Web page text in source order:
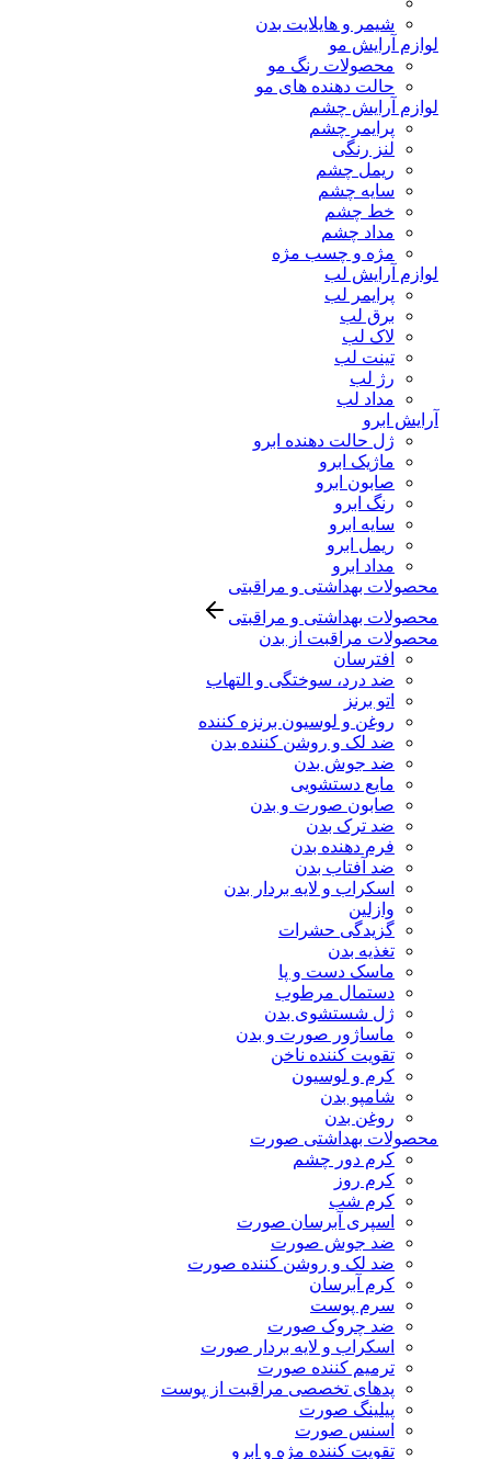
شیمر و هایلایت بدن
لوازم آرایش مو
محصولات رنگ مو
حالت دهنده های مو
لوازم آرایش چشم
پرایمر چشم
لنز رنگی
ریمل چشم
سایه چشم
خط چشم
مداد چشم
مژه و چسب مژه
لوازم آرایش لب
پرایمر لب
برق لب
لاک لب
تینت لب
رژ لب
مداد لب
آرایش ابرو
ژل حالت دهنده ابرو
ماژیک ابرو
صابون ابرو
رنگ ابرو
سایه ابرو
ریمل ابرو
مداد ابرو
محصولات بهداشتی و مراقبتی
محصولات بهداشتی و مراقبتی
محصولات مراقبت از بدن
افترسان
ضد درد، سوختگی و التهاب
اتو برنز
روغن و لوسیون برنزه کننده
ضد لک و روشن کننده بدن
ضد جوش بدن
مایع دستشویی
صابون صورت و بدن
ضد ترک بدن
فرم دهنده بدن
ضد آفتاب بدن
اسکراب و لایه بردار بدن
وازلین
گزیدگی حشرات
تغذیه بدن
ماسک دست و پا
دستمال مرطوب
ژل شستشوی بدن
ماساژور صورت و بدن
تقویت کننده ناخن
کرم و لوسیون
شامپو بدن
روغن بدن
محصولات بهداشتی صورت
کرم دور چشم
کرم روز
کرم شب
اسپری آبرسان صورت
ضد جوش صورت
ضد لک و روشن کننده صورت
کرم آبرسان
سرم پوست
ضد چروک صورت
اسکراب و لایه بردار صورت
ترمیم کننده صورت
پدهای تخصصی مراقبت از پوست
پیلینگ صورت
اسنس صورت
تقویت کننده مژه و ابرو